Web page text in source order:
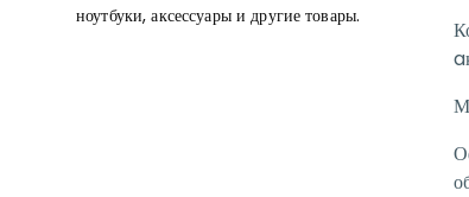
ноутбуки, аксессуары и другие товары.